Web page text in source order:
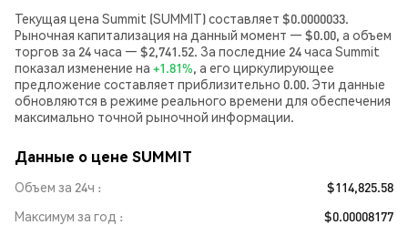
Текущая цена Summit (SUMMIT) составляет $0.0000033.
Рыночная капитализация на данный момент — $0.00, а объем
торгов за 24 часа — $2,741.52. За последние 24 часа Summit
показал изменение на +1.81%, а его циркулирующее
предложение составляет приблизительно 0.00. Эти данные
обновляются в режиме реального времени для обеспечения
максимально точной рыночной информации.
Данные о цене SUMMIT
Объем за 24ч
$114,825.58
Максимум за год
$0.00008177